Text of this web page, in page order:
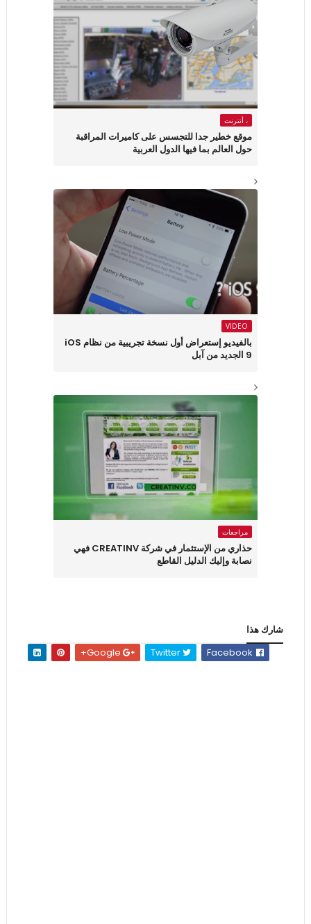
، أنترنت
موقع خطير جدا للتجسس على كاميرات المراقبة
حول العالم بما فيها الدول العربية
VIDEO
بالفيديو إستعراض أول نسخة تجريبية من نظام iOS
9 الجديد من آبل
مراجعات
حذاري من الإستثمار في شركة CREATINV فهي
نصابة وإليك الدليل القاطع
شارك هذا
Twitter